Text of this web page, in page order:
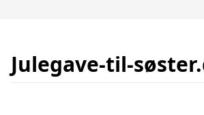
Julegave-til-